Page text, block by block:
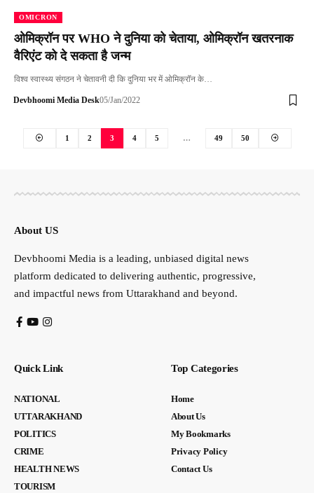
OMICRON
ओमिक्रॉन पर WHO ने दुनिया को चेताया, ओमिक्रॉन खतरनाक
वैरिएंट को दे सकता है जन्म
विश्व स्वास्थ्य संगठन ने चेतावनी दी कि दुनिया भर में ओमिक्रॉन के…
Devbhoomi Media Desk05/Jan/2022
1 2 3 4 5 … 49 50
About US
Devbhoomi Media is a leading, unbiased digital news
platform dedicated to delivering authentic, progressive,
and impactful news from Uttarakhand and beyond.
Quick Link
NATIONAL
UTTARAKHAND
POLITICS
CRIME
HEALTH NEWS
TOURISM
Top Categories
Home
About Us
My Bookmarks
Privacy Policy
Contact Us